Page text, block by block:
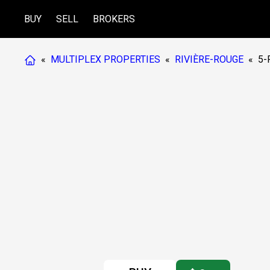
BUY SELL BROKERS
« MULTIPLEX PROPERTIES « RIVIÈRE-ROUGE « 5-